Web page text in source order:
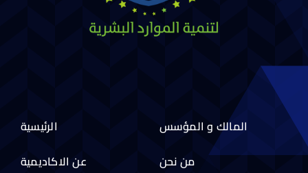
الرئيسية
عن الاكاديمية
المالك و المؤسس
من نحن